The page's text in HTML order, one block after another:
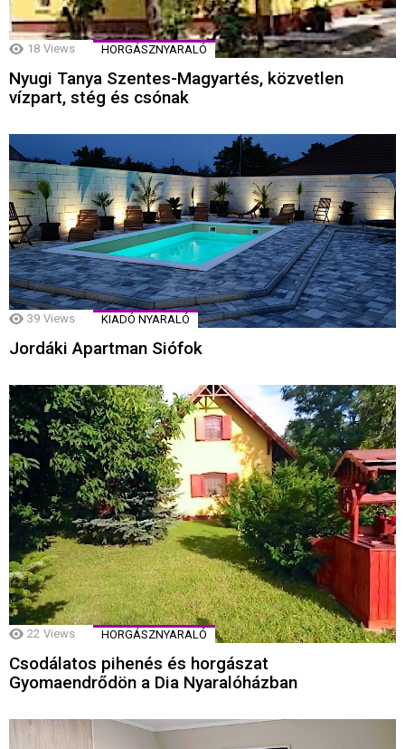
18 Views HORGÁSZNYARALÓ
Nyugi Tanya Szentes-Magyartés, közvetlen
vízpart, stég és csónak
39 Views KIADÓ NYARALÓ
Jordáki Apartman Siófok
22 Views HORGÁSZNYARALÓ
Csodálatos pihenés és horgászat
Gyomaendrődön a Dia Nyaralóházban